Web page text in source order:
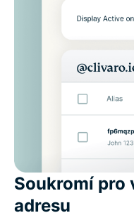
Soukromí pro
adresu